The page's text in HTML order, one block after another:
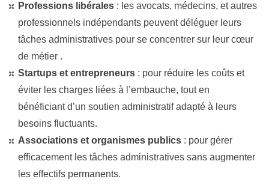
Professions libérales : les avocats, médecins, et autres
professionnels indépendants peuvent déléguer leurs
tâches administratives pour se concentrer sur leur cœur
de métier​ ​.
Startups et entrepreneurs : pour réduire les coûts et
éviter les charges liées à l’embauche, tout en
bénéficiant d’un soutien administratif adapté à leurs
besoins fluctuants​​.
Associations et organismes publics : pour gérer
efficacement les tâches administratives sans augmenter
les effectifs permanents​.